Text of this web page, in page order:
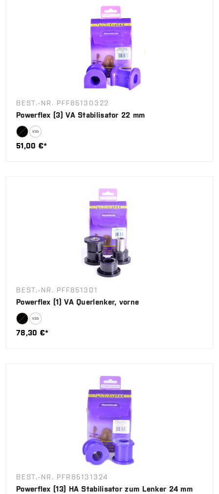
BEST.-NR. PFF85130322
Powerflex (3) VA Stabilisator 22 mm
51,00 €*
BEST.-NR. PFF851301
Powerflex (1) VA Querlenker, vorne
78,30 €*
BEST.-NR. PFR85131324
Powerflex (13) HA Stabilisator zum Lenker 24 mm